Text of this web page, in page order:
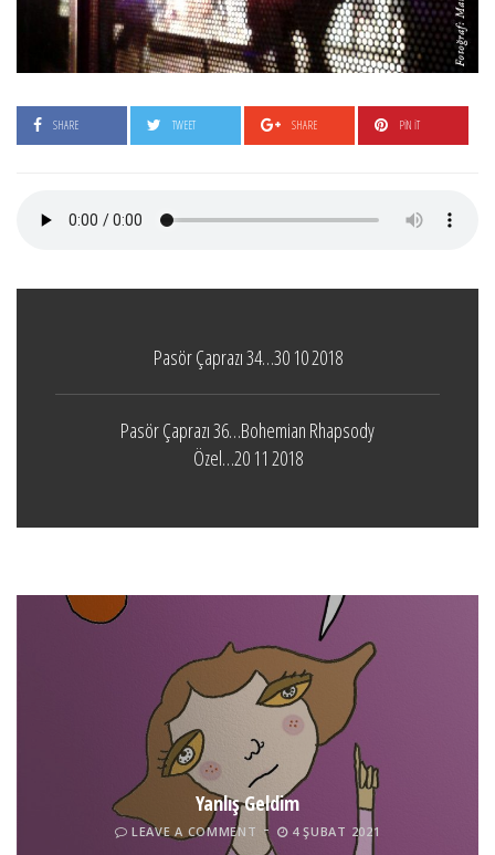
SHARE TWEET SHARE PIN IT
Pasör Çaprazı 34…30 10 2018
Pasör Çaprazı 36…Bohemian Rhapsody
Özel…20 11 2018
Yanlış Geldim
LEAVE A COMMENT 4 ŞUBAT 2021
Tel İnsan